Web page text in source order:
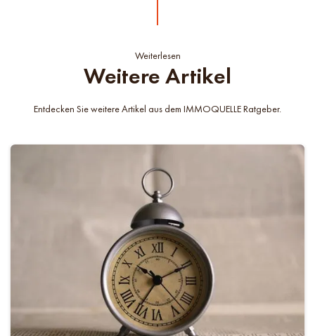
Weiterlesen
Weitere Artikel
Entdecken Sie weitere Artikel aus dem IMMOQUELLE Ratgeber.